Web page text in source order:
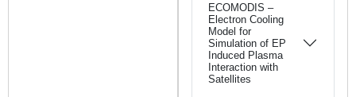
ECOMODIS –
Electron Cooling
Model for
Simulation of EP
Induced Plasma
Interaction with
Satellites